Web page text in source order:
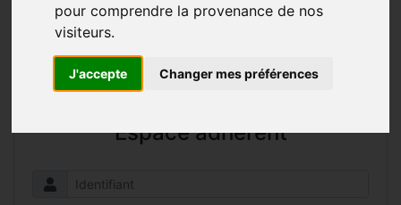
pour comprendre la provenance de nos
visiteurs.
J'accepte Changer mes préférences
Circulaire 2010-01-25
Télécharger le fichier au format PDF.
Espace adhérent